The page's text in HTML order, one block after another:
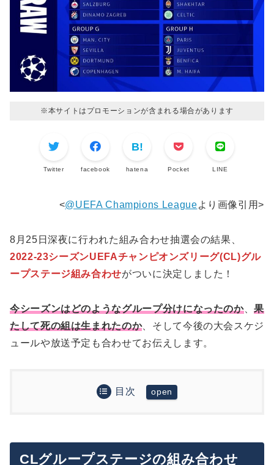
※本サイトはプロモーションが含まれる場合があります
Twitter facebook hatena Pocket LINE
<@UEFA Champions Leagueより画像引用>
8月25日深夜に行われた組み合わせ抽選会の結果、
2022-23シーズンUEFAチャンピオンズリーグ(CL)グル
ープステージ組み合わせがついに決定しました！
今シーズンはどのようなグループ分けになったのか、果
たして死の組は生まれたのか、そして今後の大会スケジ
ュールや放送予定も合わせてお伝えします。
目次
グループB
グループC
CLグループステージの組み合わせ